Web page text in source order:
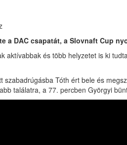
a DAC csapatát, a Slovnaft Cup
aktívabbak és több helyzetet is ki
szabadrúgásba Tóth ért bele és
találatra, a 77. percben Györgyi